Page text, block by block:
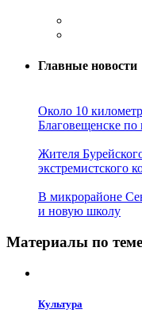
Главные новости
Около 10
Благовещенске по
Жителя
экстремистского
В микрорайоне
и новую школу
Материалы по
Культура